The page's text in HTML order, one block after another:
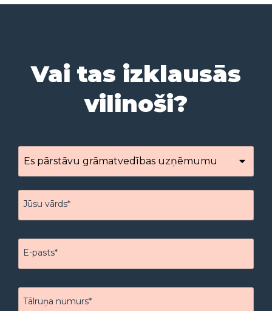
Vai tas izklausās
vilinoši?
Jūsu vārds*
E-pasts*
Tālruņa numurs*